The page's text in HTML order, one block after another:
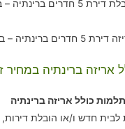
– בין 2040-2920 ש"ח
אריזה ברינתיה במחיר
כולל אריזה ברינתיה
לבית חדש ו/או הובלת דירות,